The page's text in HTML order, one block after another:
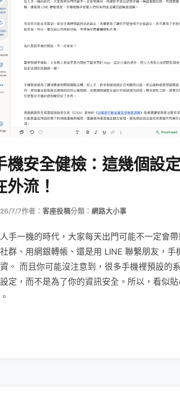
機安全健檢：這幾個設
外流！
7/7作者： 客座投稿分類： 網路大小事
手一機的時代，大家每天出門可能不一定會
群、用網銀轉帳、還是用 LINE 聯繫朋友，
。 而且你可能沒注意到，很多手機裡預設的
定，而不是為了你的資訊安全。所以，看似